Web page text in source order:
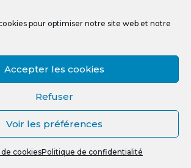
pour optimiser notre site web et notre
Accepter les cookies
Refuser
Voir les préférences
cookiesPolitique de confidentialité
20,00€
Vds chaise en bois pour…
0